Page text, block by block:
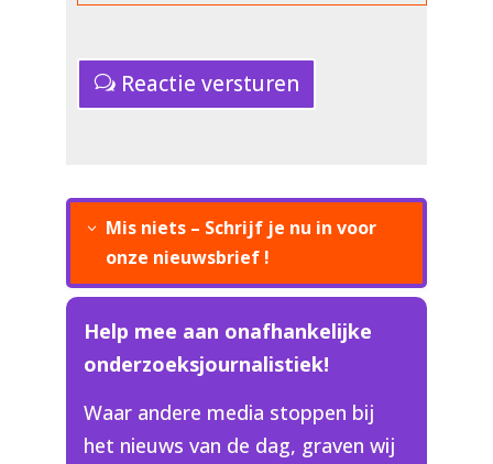
Reactie versturen
Mis niets – Schrijf je nu in voor
onze nieuwsbrief !
Help mee aan onafhankelijke
onderzoeksjournalistiek!
Waar andere media stoppen bij
het nieuws van de dag, graven wij